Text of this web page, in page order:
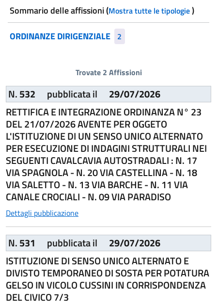
Sommario delle affissioni(Mostra tutte le tipologie)
ORDINANZE DIRIGENZIALE
2
Trovate 2 Affissioni
N.532 pubblicata il
29/07/2026
RETTIFICA E INTEGRAZIONE ORDINANZA N° 23
DEL 21/07/2026 AVENTE PER OGGETO
L'ISTITUZIONE DI UN SENSO UNICO ALTERNATO
PER ESECUZIONE DI INDAGINI STRUTTURALI NEI
SEGUENTI CAVALCAVIA AUTOSTRADALI : N. 17
VIA SPAGNOLA - N. 20 VIA CASTELLINA - N. 18
VIA SALETTO - N. 13 VIA BARCHE - N. 11 VIA
CANALE CROCIALI - N. 09 VIA PARADISO
Dettagli pubblicazione
N.531 pubblicata il
29/07/2026
ISTITUZIONE DI SENSO UNICO ALTERNATO E
DIVISTO TEMPORANEO DI SOSTA PER POTATURA
GELSO IN VICOLO CUSSINI IN CORRISPONDENZA
DEL CIVICO 7/3